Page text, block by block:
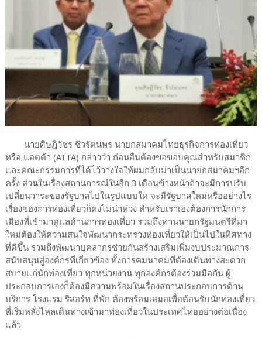
นายศิษฎิวัชร ชีวรัตนพร นายกสมาคมไทยธุรกิจการท่องเที่ยว
หรือ แอตต้า (ATTA) กล่าวว่า ก่อนอื่นต้องขอขอบคุณสำหรับสมาชิก
และคณะกรรมการที่ได้ไว้วางใจให้ผมกลับมาเป็นนายกสมาคมฯอีก
ครั้ง ส่วนในเรื่องสถานการณ์ในอีก 3 เดือนข้างหน้าถ้าจะมีการปรับ
เปลี่ยนวาระของรัฐบาลไปในรูปแบบใด จะมีรัฐบาลใหม่หรืออย่างไร
เรื่องของการท่องเที่ยวก็คงไม่น่าห่วง สำหรับเราเองต้องการนักการ
เมืองที่เข้ามาดูแลด้านการท่องเที่ยว รวมถึงท่านนายกรัฐมนตรีที่มา
ใหม่ต้องให้ความสนใจพัฒนากระทรวงท่องเที่ยวให้เป็นไปในทิศทาง
ที่ดีขึ้น รวมถึงพัฒนาบุคลากรช่วยกันสร้างเสริมเพิ่มงบประมาณการ
สนับสนุนสู่องค์กรที่เกี่ยวข้อง ทั้งการคมนาคมที่ต้องเดินทางสะดวก
สบายแก่นักท่องเที่ยว ทุกหน่วยงาน ทุกองค์กรต้องร่วมมือกัน ผู้
ประกอบการเองก็ต้องมีความพร้อมในเรื่องสถานประกอบการด้าน
บริการ โรงแรม รีสอร์ท ที่พัก ต้องพร้อมเสมอเพื่อต้อนรับนักท่องเที่ยว
ที่เริ่มหลั่งไหลเดินทางเข้ามาท่องเที่ยวในประเทศไทยอย่างต่อเนื่อง
แล้ว